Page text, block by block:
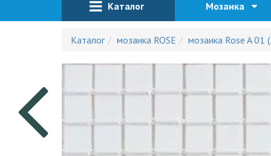
Каталог Мозаика
Каталог мозаика ROSE мозаика Rose A 01